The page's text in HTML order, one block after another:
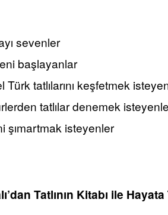
sevenler
başlayanlar
Türk tatlılarını keşfetmek
tatlılar denemek
şımartmak isteyenler
Tatlının Kitabı ile Hayata